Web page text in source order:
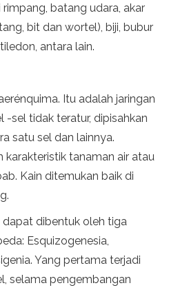
batang udara, akar
bit dan wortel), biji, bubur
antara lain.
Itu adalah jaringan
-sel tidak teratur, dipisahkan
satu sel dan lainnya.
karakteristik tanaman air atau
Kain ditemukan baik di
dapat dibentuk oleh tiga
Esquizogenesia,
Yang pertama terjadi
selama pengembangan